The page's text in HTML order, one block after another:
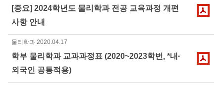
[중요] 2024학년도 물리학과 전공 교육과정 개편
사항 안내
물리학과 2020.04.17
학부 물리학과 교과과정표 (2020~2023학번, *내·
외국인 공통적용)